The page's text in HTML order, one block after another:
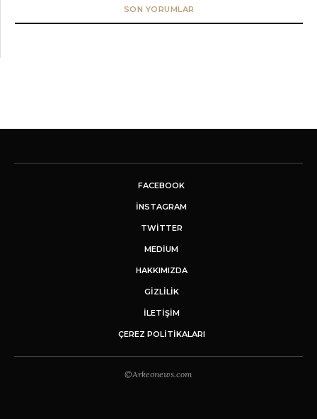
SON YORUMLAR
FACEBOOK
INSTAGRAM
TWITTER
MEDIUM
HAKKIMIZDA
GİZLİLİK
İLETIŞIM
ÇEREZ POLITIKALARI
©Arkeonews.com